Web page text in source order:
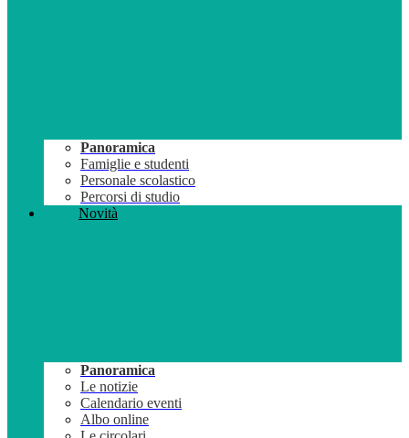
Panoramica
Famiglie e studenti
Personale scolastico
Percorsi di studio
Novità
Panoramica
Le notizie
Calendario eventi
Albo online